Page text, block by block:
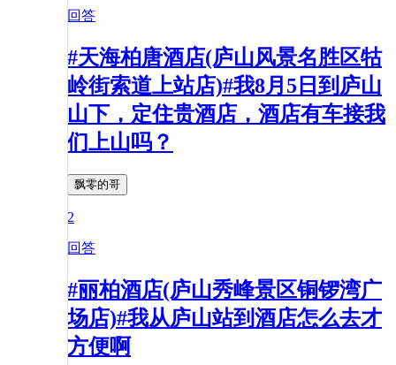
回答
#天海柏唐酒店(庐山风景名胜区牯
岭街索道上站店)#我8月5日到庐山
山下，定住贵酒店，酒店有车接我
们上山吗？
飘零的哥
2
回答
#丽柏酒店(庐山秀峰景区铜锣湾广
场店)#我从庐山站到酒店怎么去才
方便啊